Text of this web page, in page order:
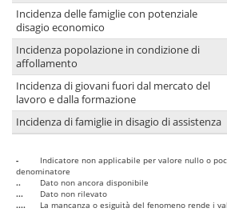
Incidenza delle famiglie con potenziale
disagio economico
Incidenza popolazione in condizione di
affollamento
Incidenza di giovani fuori dal mercato del
lavoro e dalla formazione
Incidenza di famiglie in disagio di assistenza
-
Indicatore non applicabile per valore nullo o
denominatore
..
Dato non ancora disponibile
...
Dato non rilevato
....
La mancanza o esiguità del fenomeno rende i